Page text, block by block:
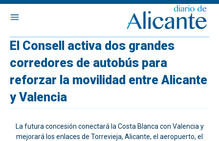
El Consell activa dos grandes
corredores de autobús para
reforzar la movilidad entre Alicante
y Valencia
La futura concesión conectará la Costa Blanca con Valencia y
mejorará los enlaces de Torrevieja, Alicante, el aeropuerto, el